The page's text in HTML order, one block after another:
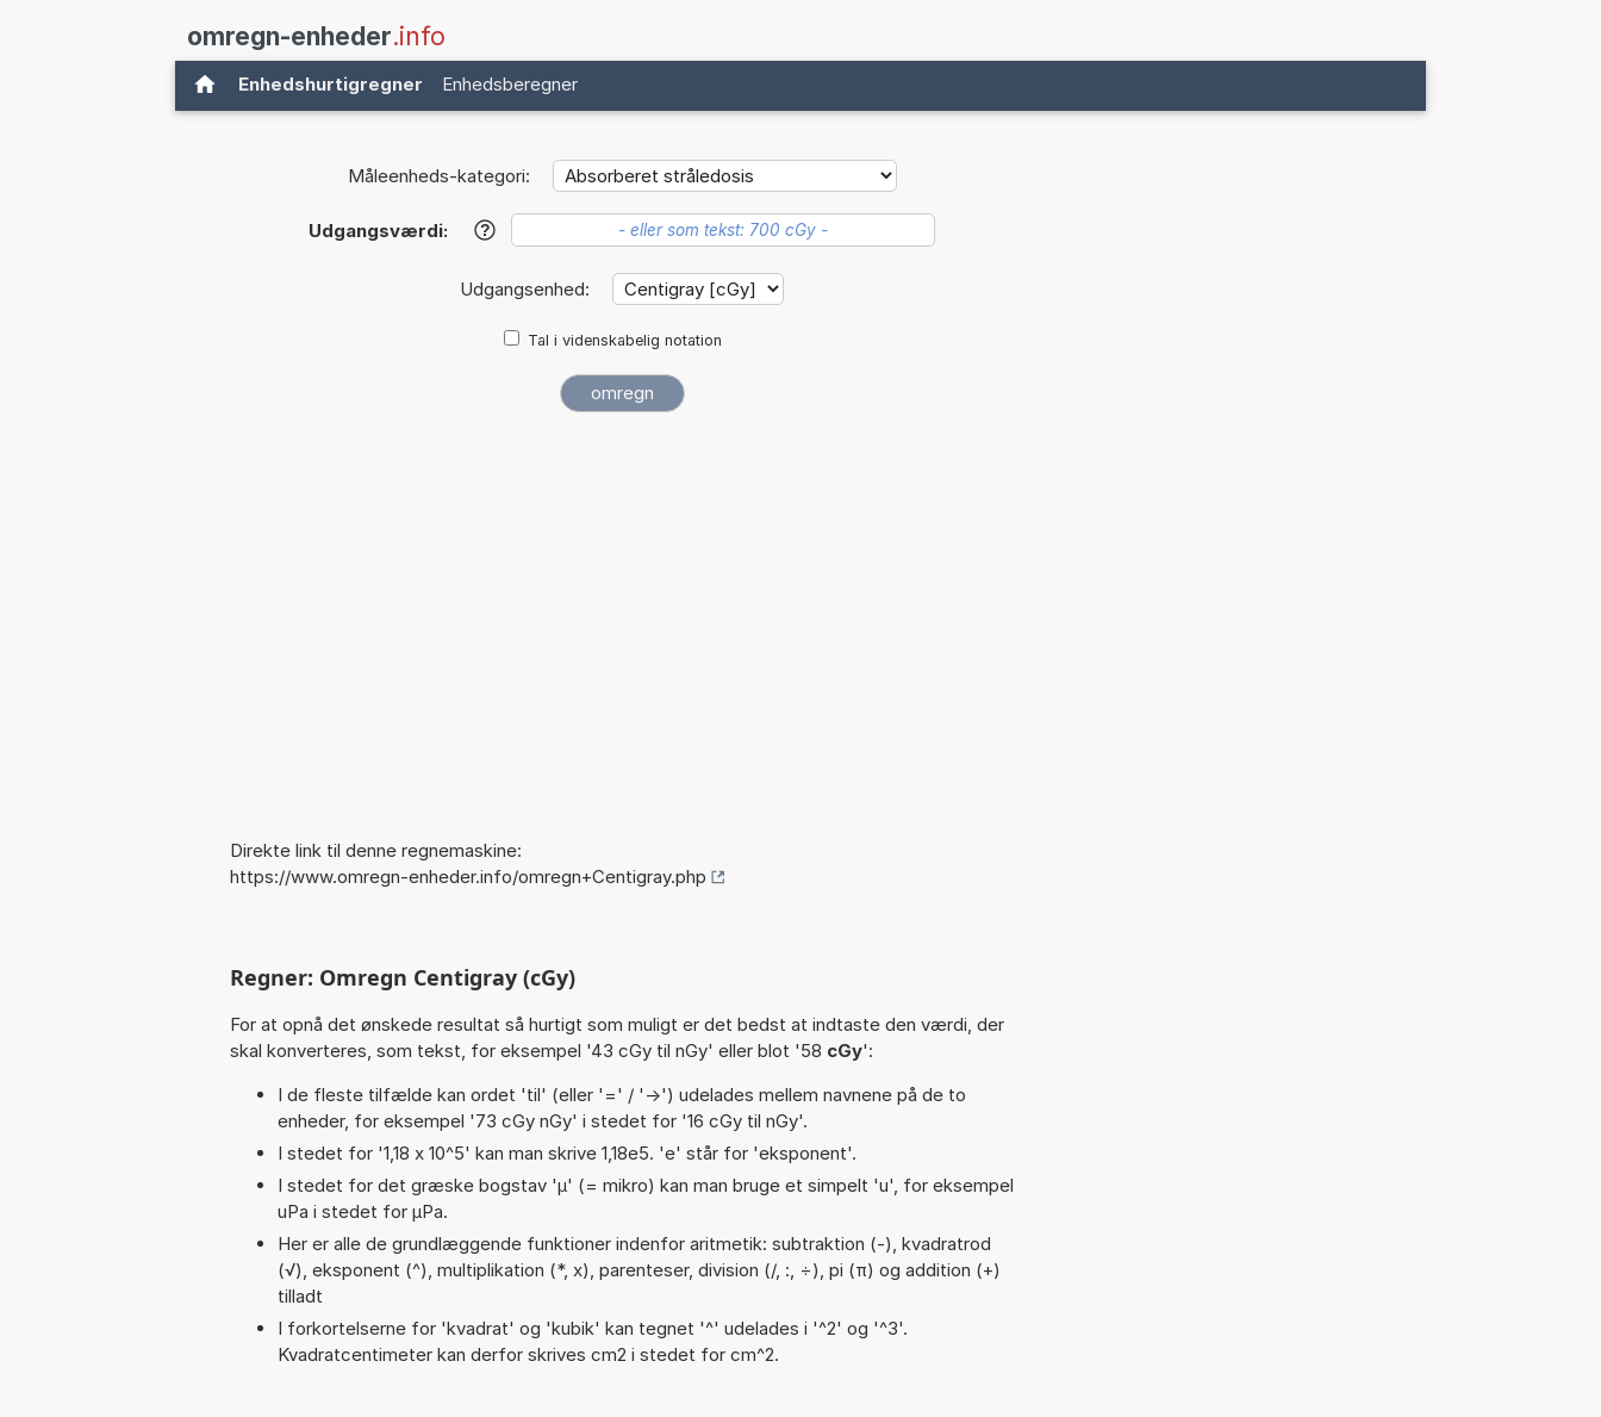
omregn-enheder.info
Enhedshurtigregner Enhedsberegner
Måleenheds-kategori:
Udgangsværdi: ?
Udgangsenhed:
Tal i videnskabelig notation
Direkte link til denne regnemaskine:
https://www.omregn-enheder.info/omregn+Centigray.php
Regner: Omregn Centigray (cGy)
For at opnå det ønskede resultat så hurtigt som muligt er det bedst at indtaste den værdi, der
skal konverteres, som tekst, for eksempel '43 cGy til nGy' eller blot '58 cGy':
I de fleste tilfælde kan ordet 'til' (eller '=' / '->') udelades mellem navnene på de to
enheder, for eksempel '73 cGy nGy' i stedet for '16 cGy til nGy'.
I stedet for '1,18 x 10^5' kan man skrive 1,18e5. 'e' står for 'eksponent'.
I stedet for det græske bogstav 'µ' (= mikro) kan man bruge et simpelt 'u', for eksempel
uPa i stedet for µPa.
Her er alle de grundlæggende funktioner indenfor aritmetik: subtraktion (-), kvadratrod
(√), eksponent (^), multiplikation (*, x), parenteser, division (/, :, ÷), pi (π) og addition (+)
tilladt
I forkortelserne for 'kvadrat' og 'kubik' kan tegnet '^' udelades i '^2' og '^3'.
Kvadratcentimeter kan derfor skrives cm2 i stedet for cm^2.